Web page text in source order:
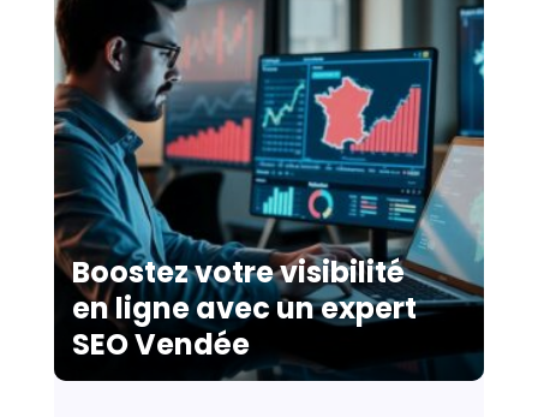
Boostez votre visibilité
en ligne avec un expert
SEO Vendée